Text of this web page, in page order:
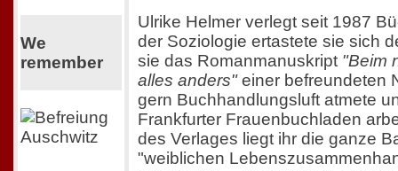
We
remember
Ulrike Helmer verlegt seit 1987
der Soziologie ertastete sie sich
sie das Romanmanuskript "Beim
alles anders"einer befreundeten
gern Buchhandlungsluft atmete
Frankfurter Frauenbuchladen
des Verlages liegt ihr die ganze
"weiblichen